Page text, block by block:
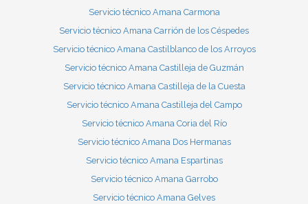
Servicio técnico Amana Carmona
Servicio técnico Amana Carrión de los Céspedes
Servicio técnico Amana Castilblanco de los Arroyos
Servicio técnico Amana Castilleja de Guzmán
Servicio técnico Amana Castilleja de la Cuesta
Servicio técnico Amana Castilleja del Campo
Servicio técnico Amana Coria del Río
Servicio técnico Amana Dos Hermanas
Servicio técnico Amana Espartinas
Servicio técnico Amana Garrobo
Servicio técnico Amana Gelves